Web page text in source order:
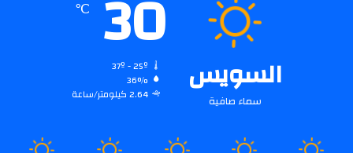
السويس
سماء صافية
30
℃
36%
2.64 كيلومتر/ساعة